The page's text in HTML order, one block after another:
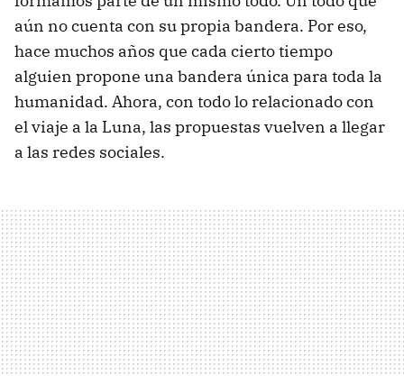
aún no cuenta con su propia bandera. Por eso,
hace muchos años que cada cierto tiempo
alguien propone una bandera única para toda la
humanidad. Ahora, con todo lo relacionado con
el viaje a la Luna, las propuestas vuelven a llegar
a las redes sociales.